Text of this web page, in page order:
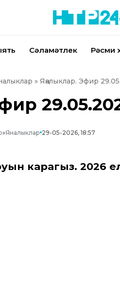
Сәламәтлек Рәсми
» Яңалыклар. Эфир
»Яналыклар 29-05-2026, 18:57
карагыз. 2026